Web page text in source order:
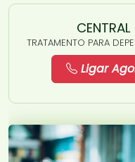
TRATAMENTO PARA
Ligar